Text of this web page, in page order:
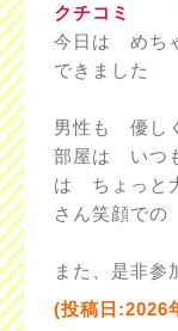
クチコミ
今日は めち
できました
男性も 優し
部屋は いつ
は ちょっと
さん笑顔で
また、是非参
(投稿日:2026